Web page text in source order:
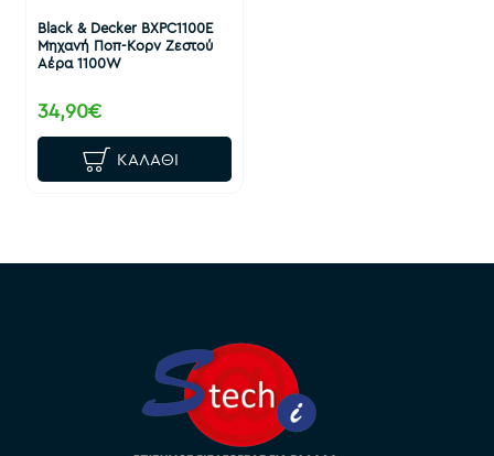
Black & Decker BXPC1100E
Μηχανή Ποπ-Κορν Ζεστού
Αέρα 1100W
34,90€
ΚΑΛΆΘΙ